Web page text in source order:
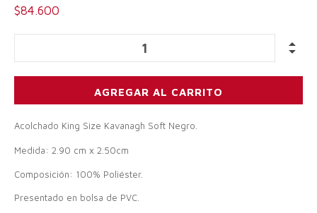
$84.600
Acolchado King Size Kavanagh Soft Negro.
Medida: 2.90 cm x 2.50cm
Composición: 100% Poliéster.
Presentado en bolsa de PVC.